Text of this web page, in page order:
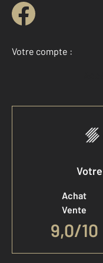
Votre compte :
Achat
Vente
9,0/10